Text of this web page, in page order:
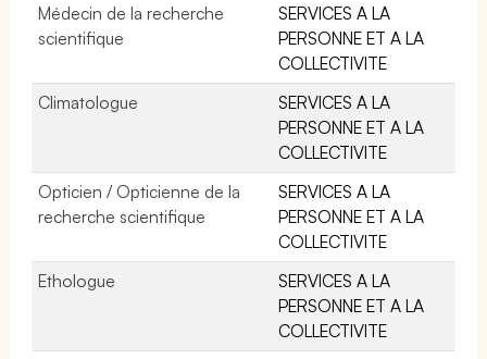
Médecin de la recherche
scientifique
SERVICES A LA
PERSONNE ET A LA
COLLECTIVITE
Climatologue
SERVICES A LA
PERSONNE ET A LA
COLLECTIVITE
Opticien / Opticienne de la
recherche scientifique
SERVICES A LA
PERSONNE ET A LA
COLLECTIVITE
Ethologue
SERVICES A LA
PERSONNE ET A LA
COLLECTIVITE